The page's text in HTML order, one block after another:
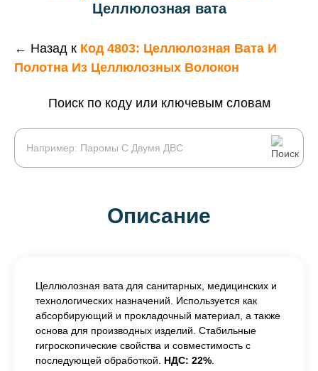
Целлюлозная вата
← Назад к Код 4803: Целлюлозная Вата И
Полотна Из Целлюлозных Волокон
Поиск по коду или ключевым словам
Описание
Целлюлозная вата для санитарных, медицинских и
технологических назначений. Используется как
абсорбирующий и прокладочный материал, а также
основа для производных изделий. Стабильные
гигроскопические свойства и совместимость с
последующей обработкой. НДС: 22%